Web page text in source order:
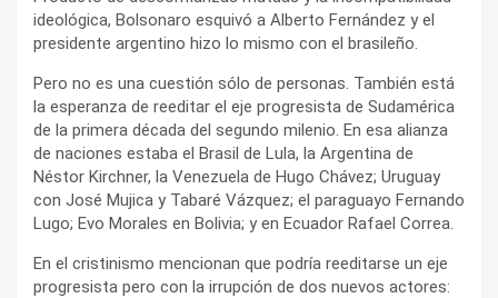
ideológica, Bolsonaro esquivó a Alberto Fernández y el
presidente argentino hizo lo mismo con el brasileño.
Pero no es una cuestión sólo de personas. También está
la esperanza de reeditar el eje progresista de Sudamérica
de la primera década del segundo milenio. En esa alianza
de naciones estaba el Brasil de Lula, la Argentina de
Néstor Kirchner, la Venezuela de Hugo Chávez; Uruguay
con José Mujica y Tabaré Vázquez; el paraguayo Fernando
Lugo; Evo Morales en Bolivia; y en Ecuador Rafael Correa.
En el cristinismo mencionan que podría reeditarse un eje
progresista pero con la irrupción de dos nuevos actores: